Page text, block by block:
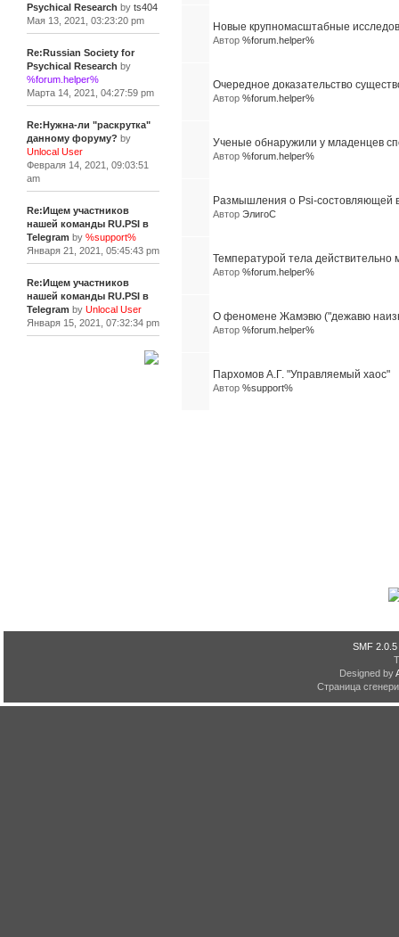
Psychical Research by ts404
Мая 13, 2021, 03:23:20 pm
Re:Russian Society for
Psychical Research by
%forum.helper%
Марта 14, 2021, 04:27:59 pm
Re:Нужна-ли "раскрутка"
данному форуму? by
Unlocal User
Февраля 14, 2021, 09:03:51
am
Re:Ищем участников
нашей команды RU.PSI в
Telegram by %support%
Января 21, 2021, 05:45:43 pm
Re:Ищем участников
нашей команды RU.PSI в
Telegram by Unlocal User
Января 15, 2021, 07:32:34 pm
Новые крупномасштабные
Автор %forum.helper%
Очередное доказательство
Автор %forum.helper%
Ученые обнаружили у младенцев
Автор %forum.helper%
Размышления о Psi-состовляющей
Автор ЭлигоС
Температурой тела
Автор %forum.helper%
О феномене Жамэвю ("дежавю
Автор %forum.helper%
Пархомов А.Г. "Управляемый хаос"
Автор %support%
SMF 2.0.5
Designed by
Страница